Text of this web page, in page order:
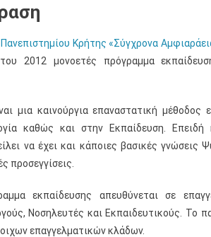
Κρήτης «Σύγχρονα
2012 μονοετές πρόγραμμα
μια καινούργια επαναστατική
καθώς και στην Εκπαίδευση.
να έχει και κάποιες βασικές
προσεγγίσεις.
εκπαίδευσης απευθύνεται σε
Νοσηλευτές και Εκπαιδευτικούς.
επαγγελματικών κλάδων.